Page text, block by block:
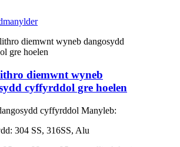
manylder
diemwnt wyneb
cyffyrddol gre hoelen
cyffyrddol Manyleb:
304 SS, 316SS, Alu